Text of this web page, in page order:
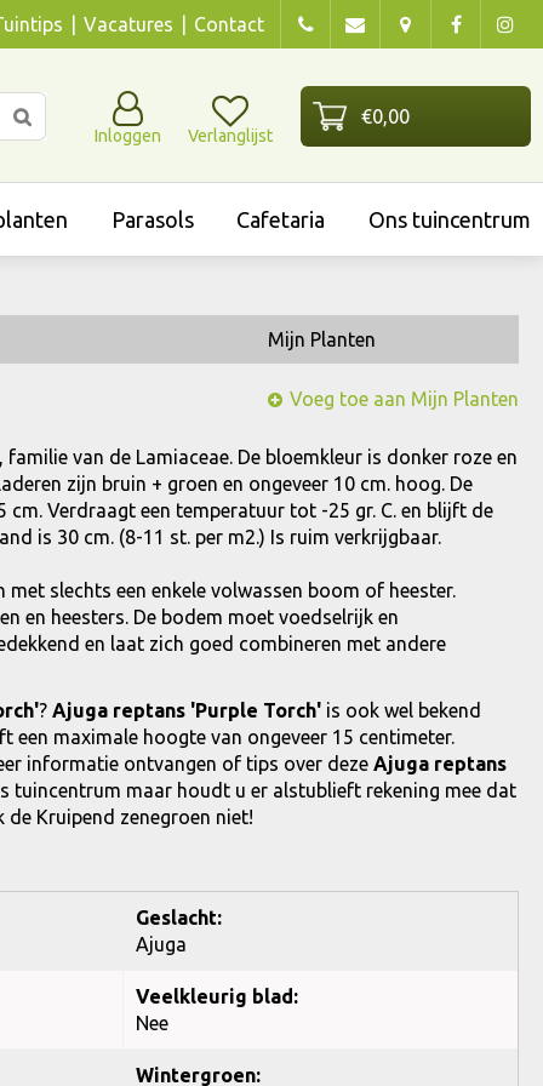
Vacatures Contact
Inloggen Verlanglijst
Parasols Cafetaria Ons tuincentrum
Mijn Planten
Voeg toe aan Mijn Planten
familie van de Lamiaceae. De bloemkleur is donker roze en
zijn bruin + groen en ongeveer 10 cm. hoog. De
cm. Verdraagt een temperatuur tot -25 gr. C. en blijft de
is 30 cm. (8-11 st. per m2.) Is ruim verkrijgbaar.
slechts een enkele volwassen boom of heester.
en heesters. De bodem moet voedselrijk en
en laat zich goed combineren met andere
? Ajuga reptans 'Purple Torch'is ook wel bekend
een maximale hoogte van ongeveer 15 centimeter.
informatie ontvangen of tips over deze Ajuga reptans
tuincentrum maar houdt u er alstublieft rekening mee dat
Kruipend zenegroen niet!
Geslacht:
Ajuga
Veelkleurig blad:
Nee
Wintergroen: